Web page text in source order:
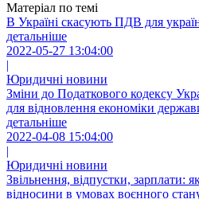
Матеріал по темі
В Україні скасують ПДВ для
детальніше
2022-05-27 13:04:00
|
Юридичні новини
Зміни до Податкового кодексу
для відновлення економіки
детальніше
2022-04-08 15:04:00
|
Юридичні новини
Звільнення, відпустки, зарплати:
відносини в умовах воєнного